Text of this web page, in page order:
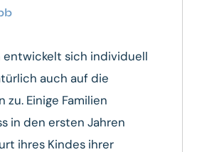
entwickelt sich individuell
auch auf die
zu. Einige Familien
in den ersten Jahren
ihres Kindes ihrer